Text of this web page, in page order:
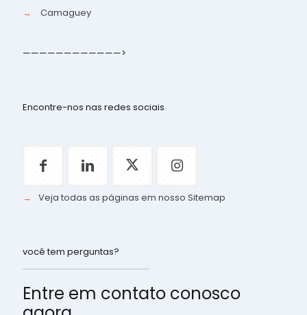
→
Camaguey
————————————>
Encontre-nos nas redes sociais
→ Veja todas as páginas em nosso Sitemap
você tem perguntas?
Entre em contato conosco